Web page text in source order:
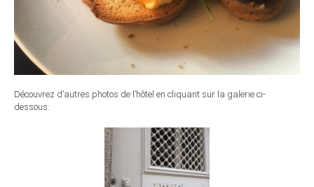
Découvrez d’autres photos de l’hôtel en cliquant sur la galerie ci-
dessous: